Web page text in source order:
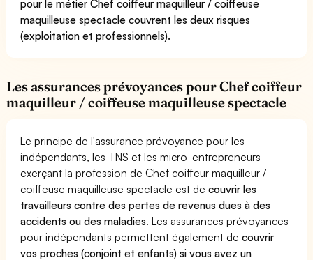
pour le métier Chef coiffeur maquilleur / coiffeuse
maquilleuse spectacle couvrent les deux risques
(exploitation et professionnels).
Les assurances prévoyances pour Chef coiffeur
maquilleur / coiffeuse maquilleuse spectacle
Le principe de l'assurance prévoyance pour les
indépendants, les TNS et les micro-entrepreneurs
exerçant la profession de Chef coiffeur maquilleur /
coiffeuse maquilleuse spectacle est decouvrir les
travailleurs contre des pertes de revenus dues à des
accidents ou des maladies. Les assurances prévoyances
pour indépendants permettent également decouvrir
vos proches (conjoint et enfants) si vous avez un